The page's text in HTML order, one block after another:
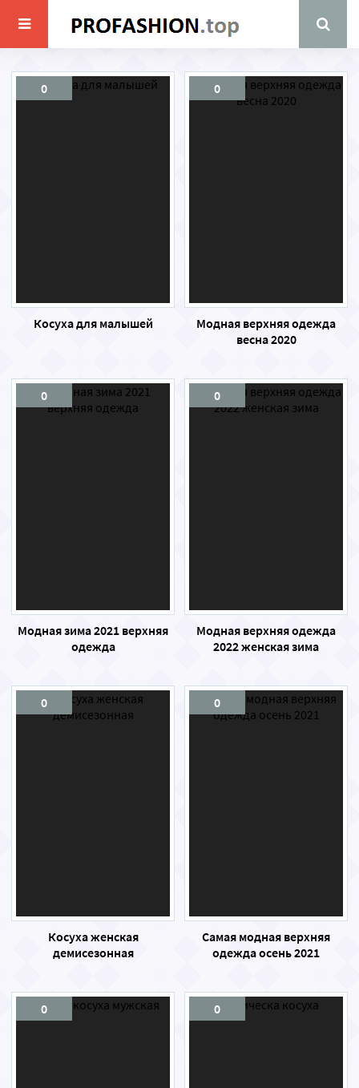
0
Косуха для малышей
0
Модная верхняя одежда
весна 2020
0
Модная зима 2021 верхняя
одежда
0
Модная верхняя одежда
2022 женская зима
0
Косуха женская
демисезонная
0
Самая модная верхняя
одежда осень 2021
0 0